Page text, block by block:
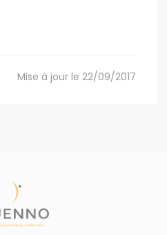
Mise à jour le 22/09/2017